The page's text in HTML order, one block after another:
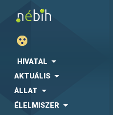
HIVATAL
AKTUÁLIS
ÁLLAT
ÉLELMISZER